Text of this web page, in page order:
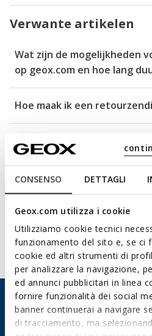
CONSENSO DETTAGLI
Geox.com utilizza i cookie
Utilizziamo cookie tecnici
funzionamento del sito e, se ci
cookie ed altri strumenti di
per analizzare la navigazione,
ed annunci pubblicitari in linea
fornire funzionalità dei social
banner continuerai a navigare
di tracciamento, ma
Verwante artikelen
Wat zijn de mogelijkheden
op geox.com en hoe lang
Hoe maak ik een
Welke
gebruikt voor items die via
Hoe lang duurt de
geretourneerd artikel?
Toon alle artikelen (14)
Niet gevonden wat
KIES HOE U CONTACT MET